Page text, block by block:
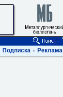
Подписка Реклама